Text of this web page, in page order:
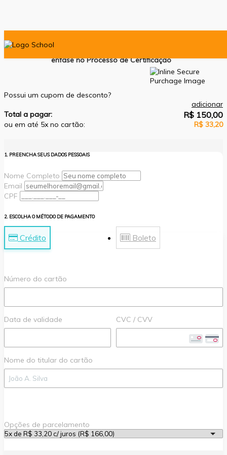
ênfase no Processo de Certificação
Possui um cupom de desconto?
adicionar
Total a pagar:
R$ 150,00
ou em até 5x no cartão: R$ 33,20
1. PREENCHA SEUS DADOS PESSOAIS
Nome Completo
Email
CPF
2. ESCOLHA O MÉTODO DE PAGAMENTO
Crédito Boleto
Número do cartão
Data de validade CVC / CVV
Nome do titular do cartão
Opções de parcelamento